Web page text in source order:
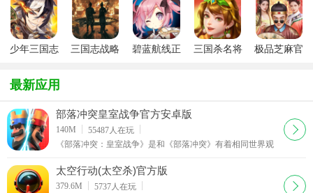
安卓版
少年三国志
三国志战略
碧蓝航线正
三国杀名将
极品芝麻官
最新应用
部落冲突皇室战争官方安卓版
140M 55487人在玩
《部落冲突：皇室战争》是和《部落冲突》有着相同世界观
卡牌召唤怪物、法术、建筑，攻击对方城堡，直到一方推到
另一方的主城堡被毁
下载
太空行动(太空杀)官方版
379.6M 5737人在玩
下载